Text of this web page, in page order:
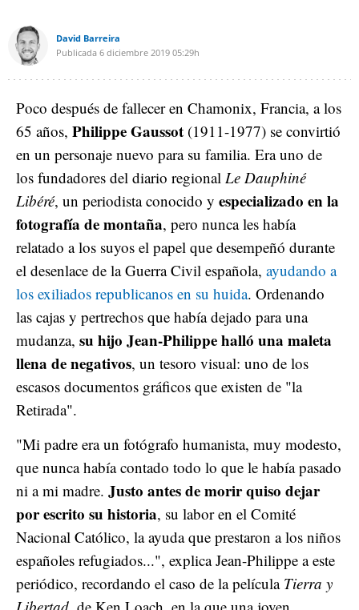
David Barreira
Publicada 6 diciembre 2019 05:29h
Poco después de fallecer en Chamonix, Francia, a los
65 años, Philippe Gaussot (1911-1977) se convirtió
en un personaje nuevo para su familia. Era uno de
los fundadores del diario regional Le Dauphiné
Libéré, un periodista conocido y especializado en la
fotografía de montaña, pero nunca les había
relatado a los suyos el papel que desempeñó durante
el desenlace de la Guerra Civil española, ayudando a
los exiliados republicanos en su huida. Ordenando
las cajas y pertrechos que había dejado para una
mudanza, su hijo Jean-Philippe halló una maleta
llena de negativos, un tesoro visual: uno de los
escasos documentos gráficos que existen de "la
Retirada".
"Mi padre era un fotógrafo humanista, muy modesto,
que nunca había contado todo lo que le había pasado
ni a mi madre. Justo antes de morir quiso dejar
por escrito su historia, su labor en el Comité
Nacional Católico, la ayuda que prestaron a los niños
españoles refugiados...", explica Jean-Philippe a este
periódico, recordando el caso de la película Tierra y